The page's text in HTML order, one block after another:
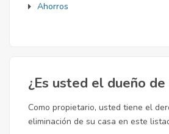
Ahorros
¿Es usted el dueño
Como propietario, usted tiene el
eliminación de su casa en este